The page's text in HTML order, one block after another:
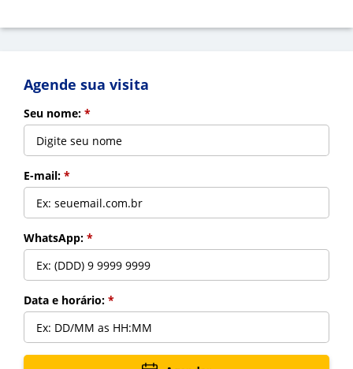
Agende sua visita
Seu nome: *
E-mail: *
WhatsApp: *
Data e horário: *
Voltar